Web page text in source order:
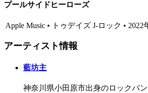
プールサイドヒーローズ
Apple Music • トゥデイズ J-ロック • 2022
アーティスト情報
藍坊主
神奈川県小田原市出身のロックバ